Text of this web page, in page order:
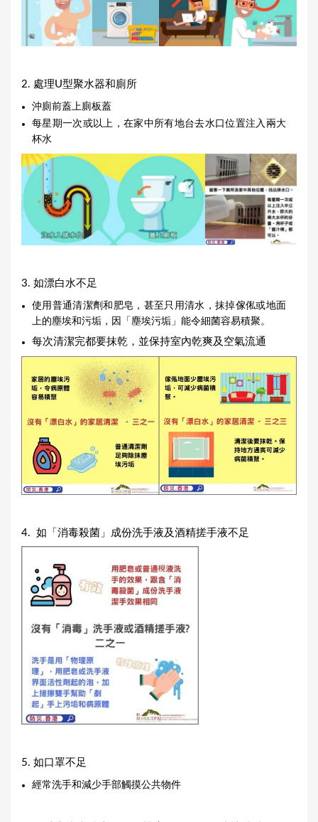
​2. 處理U型聚水器和廁所
沖廁前蓋上廁板蓋
每星期一次或以上，在家中所有地台去水口位置注入兩大
杯水
3. 如漂白水不足
使用普通清潔劑和肥皂，甚至只用清水，抹掉傢俬或地面
上的塵埃和污垢，因「塵埃污垢」能令細菌容易積聚。
每次清潔完都要抹乾，並保持室內乾爽及空氣流通
4. 如「消毒殺菌」成份洗手液及酒精搓手液不足
5. 如口罩不足
經常洗手和減少手部觸摸公共物件